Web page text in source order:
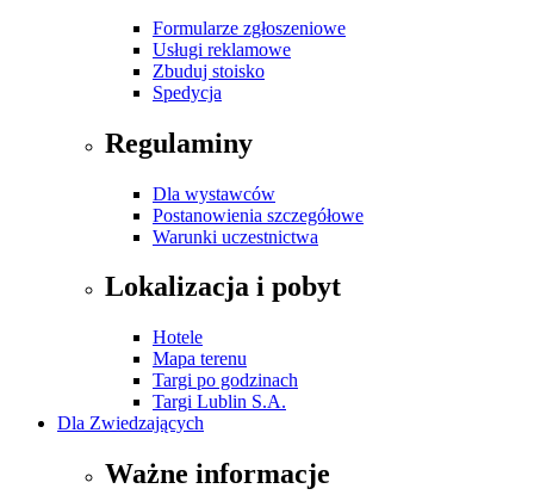
Formularze zgłoszeniowe
Usługi reklamowe
Zbuduj stoisko
Spedycja
Regulaminy
Dla wystawców
Postanowienia szczegółowe
Warunki uczestnictwa
Lokalizacja i pobyt
Hotele
Mapa terenu
Targi po godzinach
Targi Lublin S.A.
Dla Zwiedzających
Ważne informacje